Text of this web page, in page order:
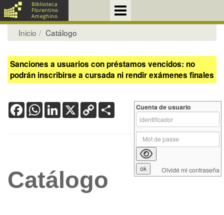
Inicio Catálogo
Sanciones a usuarios con préstamos vencidos: no
podrán inscribirse a cursada ni rendir exámenes finales
FacebookWhatsApp
LinkedIn
X Copy
Link
Catálogo
Cuenta de usuario
Olvidé mi contraseña